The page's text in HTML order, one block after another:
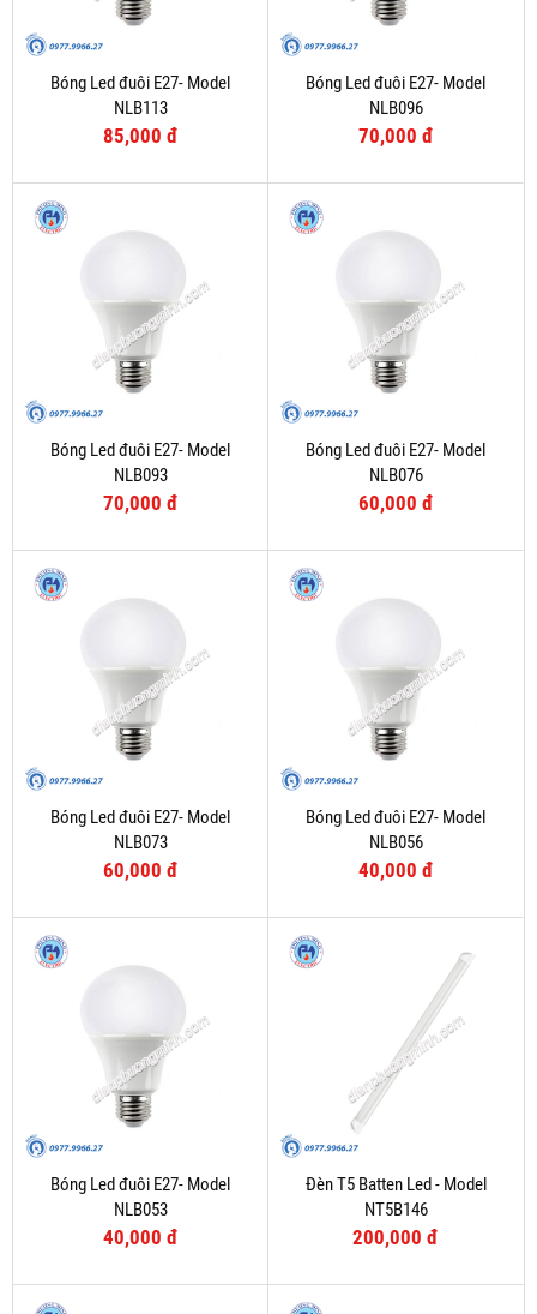
Bóng Led đuôi E27- Model
NLB113
85,000 đ
Bóng Led đuôi E27- Model
NLB096
70,000 đ
Bóng Led đuôi E27- Model
NLB093
70,000 đ
Bóng Led đuôi E27- Model
NLB076
60,000 đ
Bóng Led đuôi E27- Model
NLB073
60,000 đ
Bóng Led đuôi E27- Model
NLB056
40,000 đ
Bóng Led đuôi E27- Model
NLB053
40,000 đ
Đèn T5 Batten Led - Model
NT5B146
200,000 đ